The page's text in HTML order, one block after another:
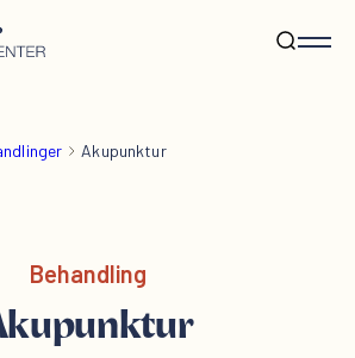
Akupunktur
Behandling